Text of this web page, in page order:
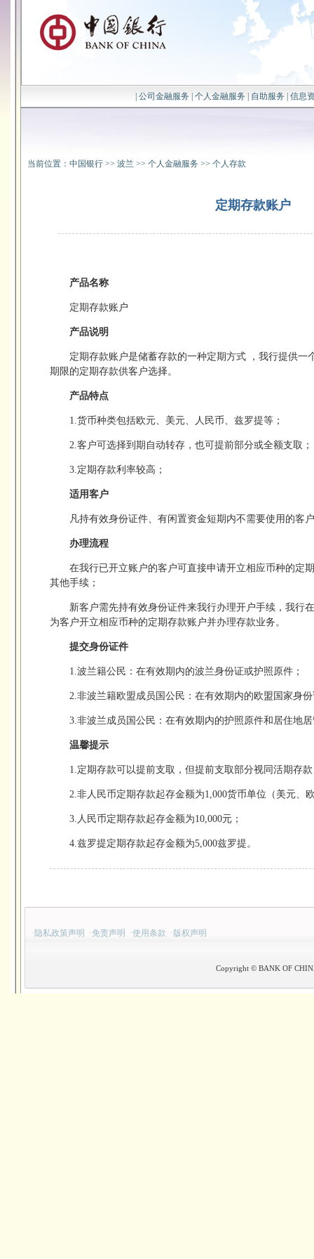
公司金融服务 个人金融服务 自助服务 信息
当前位置： 中国银行 >> 波兰 >> 个人金融服务 >> 个人存款
定期存款账户
产品名称
定期存款账户
产品说明
定期存款账户是储蓄存款的一种定期方式 ，我行提供一
期限的定期存款供客户选择。
产品特点
1.货币种类包括欧元、美元、人民币、兹罗提等；
2.客户可选择到期自动转存，也可提前部分或全额支取；
3.定期存款利率较高；
适用客户
凡持有效身份证件、有闲置资金短期内不需要使用的客
办理流程
在我行已开立账户的客户可直接申请开立相应币种的定
其他手续；
新客户需先持有效身份证件来我行办理开户手续，我行
为客户开立相应币种的定期存款账户并办理存款业务。
提交身份证件
1.波兰籍公民：在有效期内的波兰身份证或护照原件；
2.非波兰籍欧盟成员国公民：在有效期内的欧盟国家身
3.非波兰成员国公民：在有效期内的护照原件和居住地
温馨提示
1.定期存款可以提前支取，但提前支取部分视同活期存款
2.非人民币定期存款起存金额为1,000货币单位（美元、
3.人民币定期存款起存金额为10,000元；
4.兹罗提定期存款起存金额为5,000兹罗提。
· 隐私政策声明 ·免责声明 ·使用条款 · 版权声明
Copyright © BANK OF